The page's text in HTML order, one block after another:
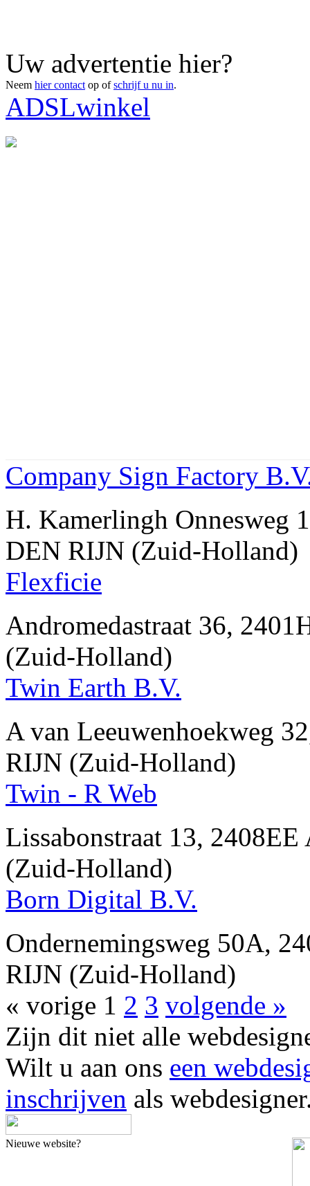
Uw advertentie hier?
Neem hier contact op ofschrijf u nu in.
ADSLwinkel
Company Sign Factory
H. Kamerlingh Onnesweg
DEN RIJN (Zuid-Holland)
Flexficie
Andromedastraat 36,
(Zuid-Holland)
Twin Earth B.V.
A van Leeuwenhoekweg
RIJN (Zuid-Holland)
Twin - R Web
Lissabonstraat 13,
(Zuid-Holland)
Born Digital B.V.
Ondernemingsweg 50A,
RIJN (Zuid-Holland)
« vorige 1 2 3 volgende »
Zijn dit niet alle
Wilt u aan ons een
inschrijven als
Nieuwe website?